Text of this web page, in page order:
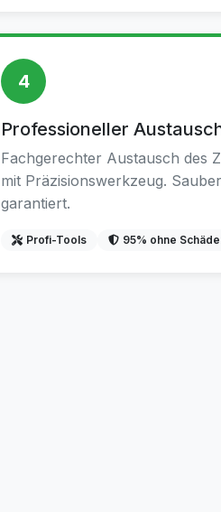
4
Professioneller
Fachgerechter Austausch des
mit Präzisionswerkzeug.
garantiert.
Profi-Tools 95% ohne